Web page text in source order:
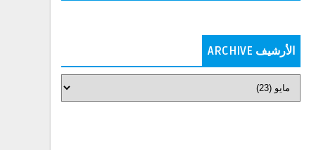
الأرشيف ARCHIVE